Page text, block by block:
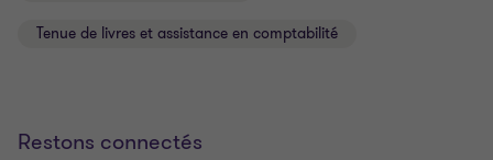
Tenue de livres et assistance en comptabilité
Restons connectés